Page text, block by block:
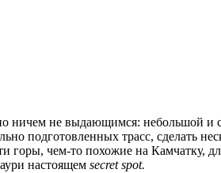
но ничем не выдающимся: небольшой и
подготовленных трасс, сделать
горы, чем-то похожие на Камчатку,
настоящем secret spot.